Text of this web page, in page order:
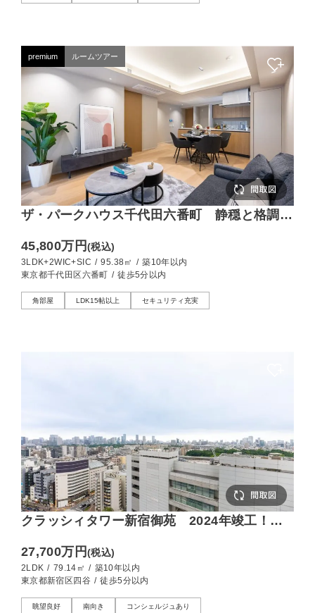
premium ルームツアー
ザ・パークハウス千代田六番町 静穏と格調が
45,800万円(税込)
3LDK+2WIC+SIC / 95.38㎡ / 築10年以内
東京都千代田区六番町 / 徒歩5分以内
角部屋 LDK15帖以上 セキュリティ充実
クラッシィタワー新宿御苑 2024年竣工！新
27,700万円(税込)
2LDK / 79.14㎡ / 築10年以内
東京都新宿区四谷 / 徒歩5分以内
眺望良好 南向き コンシェルジュあり